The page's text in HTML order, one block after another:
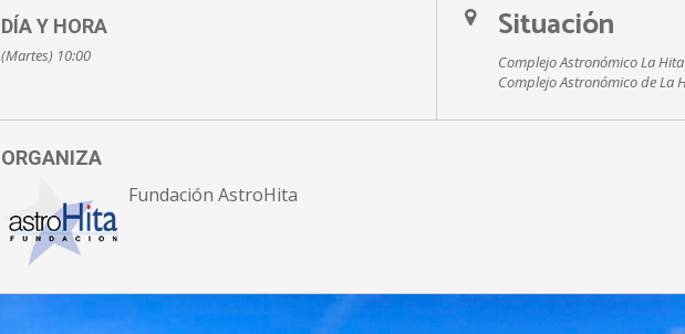
DÍA Y HORA
(Martes) 10:00
Situación
Complejo Astronómico La Hita
Complejo Astronómico de La
ORGANIZA
Fundación AstroHita